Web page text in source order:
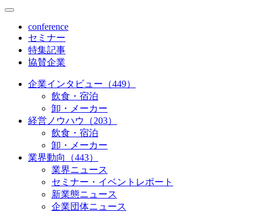
conference
セミナー
特集記事
協賛企業
企業インタビュー（449）
飲食・宿泊
卸・メーカー
経営ノウハウ（203）
飲食・宿泊
卸・メーカー
業界動向（443）
業界ニュース
セミナー・イベントレポート
新業態ニュース
企業団体ニュース